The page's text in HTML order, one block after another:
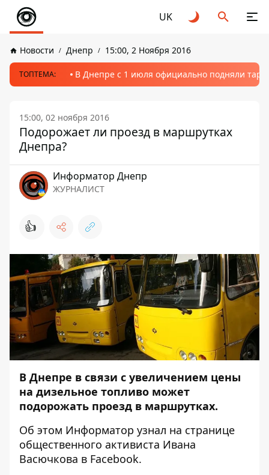
UK
Новости Днепр 15:00, 2 Ноября 2016
ТОПТЕМА: В Днепре с 1 июля официально подняли
15:00, 02 ноября 2016
Подорожает ли проезд в маршрутках
Днепра?
Информатор Днепр
ЖУРНАЛИСТ
👍
В Днепре в связи с увеличением цены
на дизельное топливо может
подорожать проезд в маршрутках.
Об этом Информатор узнал на странице
общественного активиста Ивана
Васючкова в Facebook.